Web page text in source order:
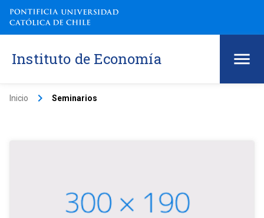
Instituto de Economía
Inicio keyboard_arrow_right Seminarios